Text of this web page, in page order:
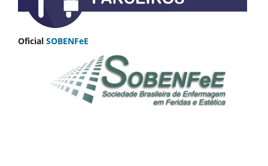
Oficial SOBENFeE